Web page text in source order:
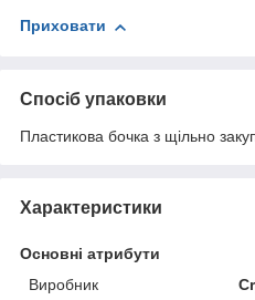
Приховати
Спосіб упаковки
Пластикова бочка з щільно
Характеристики
Основні атрибути
Виробник